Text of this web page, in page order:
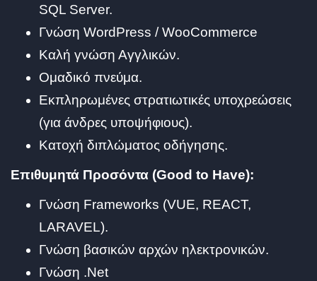
SQL Server.
Γνώση WordPress / WooCommerce
Καλή γνώση Αγγλικών.
Ομαδικό πνεύμα.
Εκπληρωμένες στρατιωτικές υποχρεώσεις
(για άνδρες υποψήφιους).
Κατοχή διπλώματος οδήγησης.
Επιθυμητά Προσόντα (Good to Have):
Γνώση Frameworks (VUE, REACT,
LARAVEL).
Γνώση βασικών αρχών ηλεκτρονικών.
Γνώση .Net